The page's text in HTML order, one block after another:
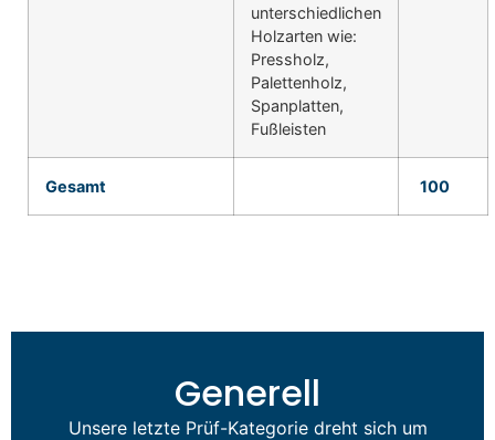
unterschiedlichen
Holzarten wie:
Pressholz,
Palettenholz,
Spanplatten,
Fußleisten
Gesamt 100
Generell
Unsere letzte Prüf-Kategorie dreht sich um